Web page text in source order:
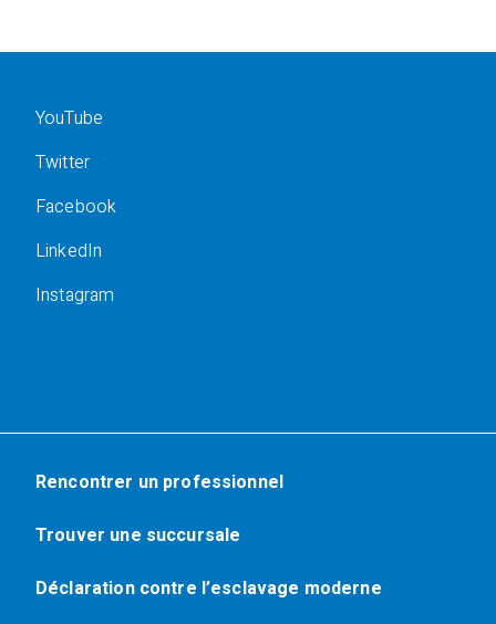
YouTube
Twitter
Facebook
LinkedIn
Instagram
Rencontrer un professionnel
Trouver une succursale
Déclaration contre l’esclavage moderne